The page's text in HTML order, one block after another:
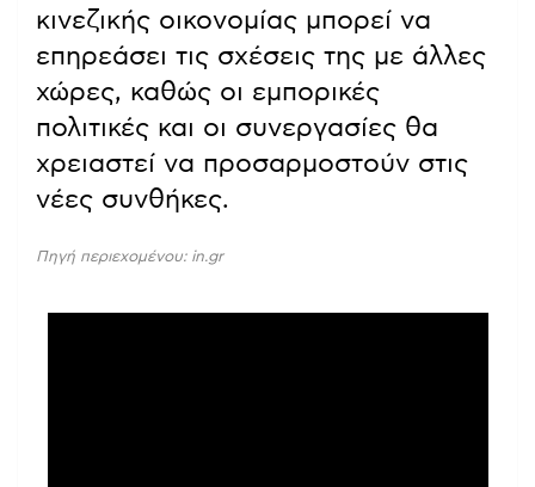
κινεζικής οικονομίας μπορεί να
επηρεάσει τις σχέσεις της με άλλες
χώρες, καθώς οι εμπορικές
πολιτικές και οι συνεργασίες θα
χρειαστεί να προσαρμοστούν στις
νέες συνθήκες.
Πηγή περιεχομένου: in.gr